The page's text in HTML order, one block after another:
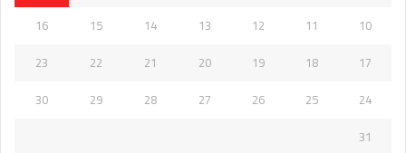
10
11
12
13
14
15
16
17
18
19
20
21
22
23
24
25
26
27
28
29
30
31